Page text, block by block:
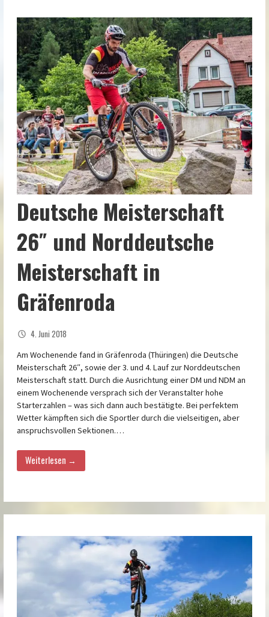
Deutsche Meisterschaft
26″ und Norddeutsche
Meisterschaft in
Gräfenroda
4. Juni 2018
Am Wochenende fand in Gräfenroda (Thüringen) die Deutsche
Meisterschaft 26″, sowie der 3. und 4. Lauf zur Norddeutschen
Meisterschaft statt. Durch die Ausrichtung einer DM und NDM an
einem Wochenende versprach sich der Veranstalter hohe
Starterzahlen – was sich dann auch bestätigte. Bei perfektem
Wetter kämpften sich die Sportler durch die vielseitigen, aber
anspruchsvollen Sektionen.…
Weiterlesen →